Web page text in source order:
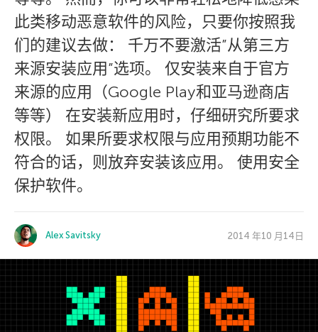
此类移动恶意软件的风险，只要你按照我
们的建议去做： 千万不要激活”从第三方
来源安装应用”选项。 仅安装来自于官方
来源的应用（Google Play和亚马逊商店
等等） 在安装新应用时，仔细研究所要求
权限。 如果所要求权限与应用预期功能不
符合的话，则放弃安装该应用。 使用安全
保护软件。
Alex Savitsky 2014 年10 月14日